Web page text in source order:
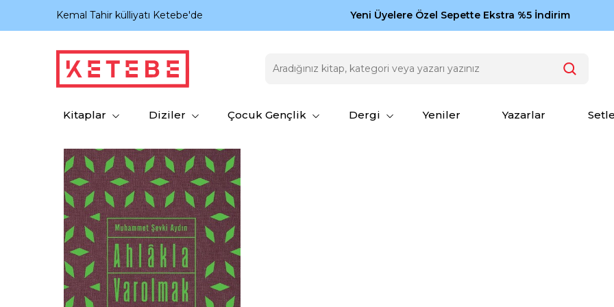
Kemal Tahir külliyatı Ketebe'de Zamansız eserler Ketebe'de: Cengiz Aytmatov
Yeni Üyelere Özel Sepette Ekstra %5 İndirim
Kitaplar Diziler Çocuk Gençlik Dergi Yeniler Yazarlar